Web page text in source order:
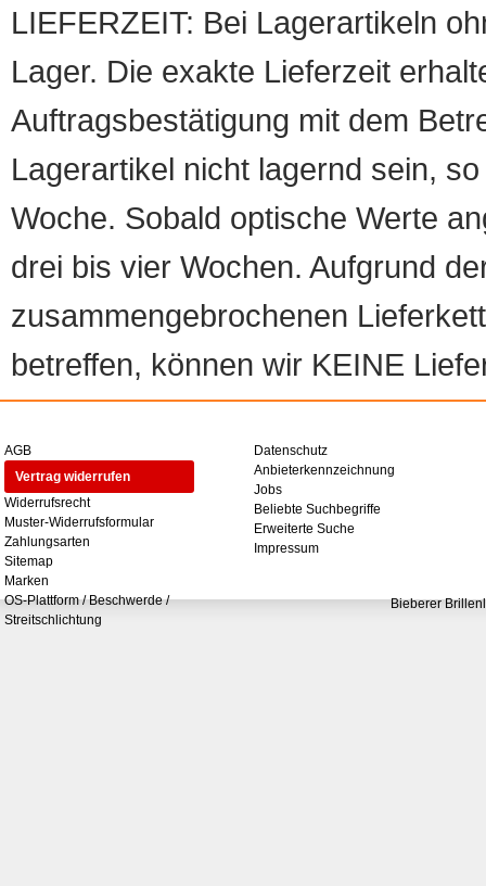
LIEFERZEIT: Bei Lagerartikeln
Lager. Die exakte Lieferzeit
Auftragsbestätigung mit dem
Lagerartikel nicht lagernd sein,
Woche. Sobald optische Werte
drei bis vier Wochen. Aufgrund
zusammengebrochenen
betreffen, können wir KEINE
AGB
Vertrag widerrufen
Widerrufsrecht
Muster-Widerrufsformular
Zahlungsarten
Sitemap
Marken
OS-Plattform / Beschwerde /
Streitschlichtung
Datenschutz
Anbieterkennzeichnung
Jobs
Beliebte Suchbegriffe
Erweiterte Suche
Impressum
Bieberer